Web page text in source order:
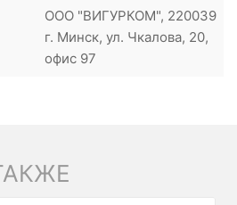
ООО "ВИГУРКОМ", 220039
г. Минск, ул. Чкалова, 20,
офис 97